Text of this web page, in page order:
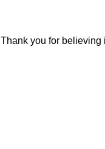
Thank you for believing